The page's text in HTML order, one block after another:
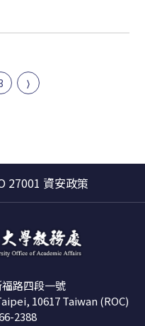
27001 資安政策
路四段一號
10617 Taiwan (ROC)
2388